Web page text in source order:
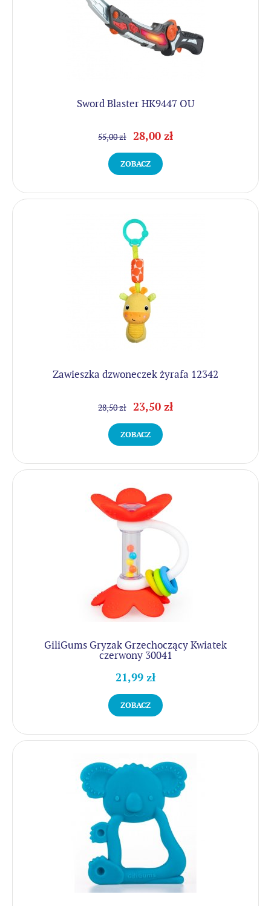
Sword Blaster HK9447 OU
55,00 zł 28,00 zł
ZOBACZ
Zawieszka dzwoneczek żyrafa 12342
28,50 zł 23,50 zł
ZOBACZ
GiliGums Gryzak Grzechoczący Kwiatek
czerwony 30041
21,99 zł
ZOBACZ